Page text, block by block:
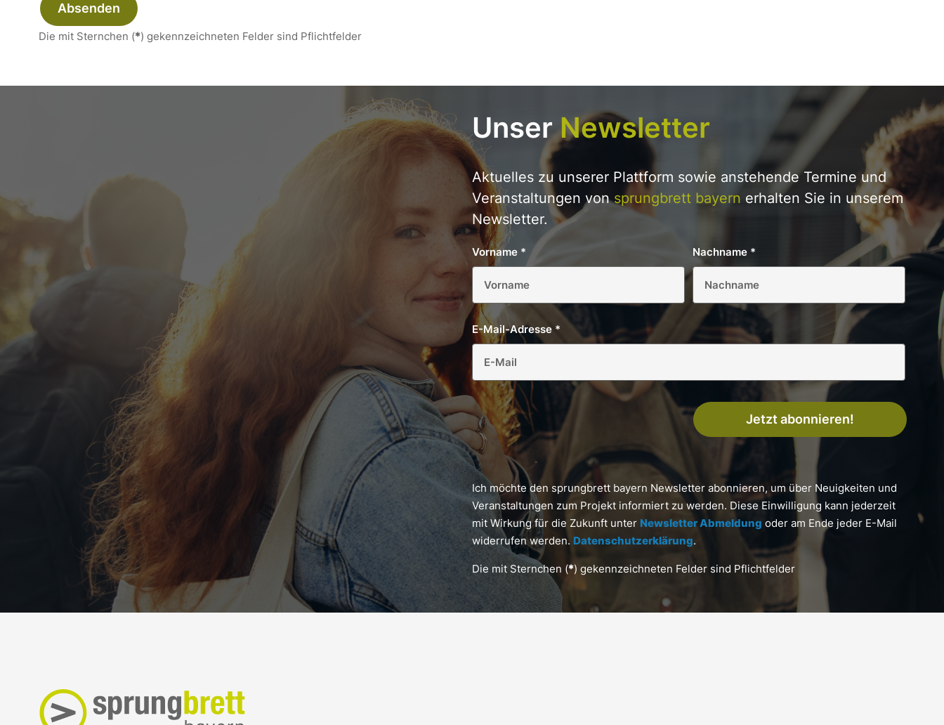
Absenden
Die mit Sternchen (*) gekennzeichneten Felder sind Pflichtfelder
UnserNewsletter
Aktuelles zu unserer Plattform sowie anstehende Termine und
Veranstaltungen vonsprungbrett bayern erhalten Sie in unserem
Newsletter.
Vorname * Nachname *
E-Mail-Adresse *
Jetzt abonnieren!
Ich möchte den sprungbrett bayern Newsletter abonnieren, um über Neuigkeiten und
Veranstaltungen zum Projekt informiert zu werden. Diese Einwilligung kann jederzeit
mit Wirkung für die Zukunft unter Newsletter Abmeldung oder am Ende jeder E-Mail
widerrufen werden. Datenschutzerklärung.
Die mit Sternchen (*) gekennzeichneten Felder sind Pflichtfelder